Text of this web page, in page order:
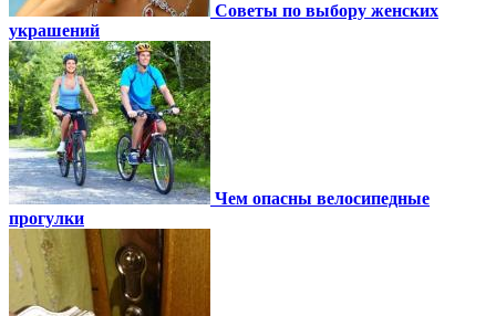
Советы по выбору женских
украшений
Чем опасны велосипедные
прогулки